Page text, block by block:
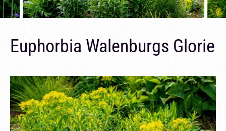
Euphorbia Walenburgs Glorie